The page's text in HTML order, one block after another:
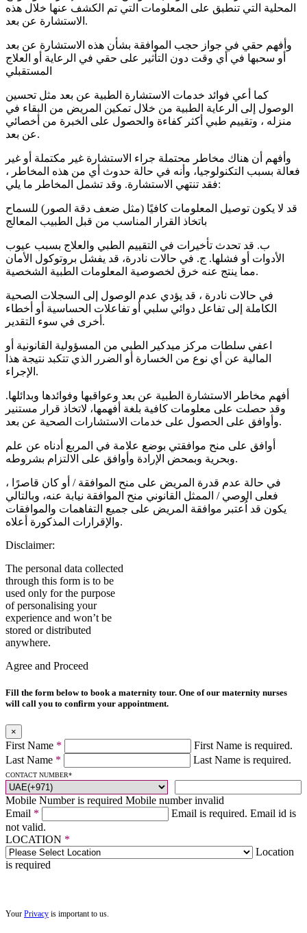
المحلية التي تنطبق على المعلومات التي تم الكشف عنها خلال هذه
الاستشارة عن بعد.
وأفهم حقي في جواز حجب الموافقة بشأن هذه الاستشارة عن بعد
أو سحبها في أي وقت دون التأثير على حقي في الرعاية أو العلاج
المستقبلي
كما أعي فوائد خدمات الاستشارة الطبية عن بعد مثل تحسين
الوصول إلى الرعاية الطبية من خلال تمكين المريض من البقاء في
منزله ، وتقييم طبي أكثر كفاءة والحصول على الخبرة من أخصائي
عن بعد.
وأفهم أن هناك مخاطر محتملة جراء الاستشارة غير مكتملة أو غير
فعالة بسبب التكنولوجيا، وأنه في حالة حدوث أي من هذه المخاطر ،
فقد تنتهي الاستشارة. وقد تشمل المخاطر ما يلي:
قد لا يكون توصيل المعلومات كافيًا (مثل ضعف دقة الصور) للسماح
باتخاذ القرار المناسب من قبل الطبيب المعالج
ب. قد تحدث تأخيرات في التقييم الطبي والعلاج بسبب عيوب
الأدوات أو فشلها. ج. في حالات نادرة، قد يفشل بروتوكول الأمان
مما ينتج عنه خرق لخصوصية المعلومات الطبية الشخصية.
في حالات نادرة ، قد يؤدي عدم الوصول إلى السجلات الصحية
الكاملة إلى تفاعل دوائي سلبي أو تفاعلات الحساسية أو أخطاء
أخرى في سوء التقدير.
اعفي سلطات مركز ميدكير الطبي من المسؤولية القانونية أو
المالية عن أي نوع من الخسارة أو الضرر الذي تتكبد نتيجة هذا
الإجراء.
أفهم مخاطر الاستشارة الطبية عن بعد وعواقبها وفوائدها وبدائلها.
وقد حصلت على معلومات كافية بلغة أفهمها، لاتخاذ قرار مستنير
وأوافق على الحصول على خدمات الاستشارات الصحية عن بعد.
أوافق على منح موافقتي بوضع علامة في المربع أدناه عن علم
وبحرية وبمحض الإرادة وأوافق على الالتزام بشروطه.
في حالة عدم قدرة المريض على منح الموافقة / أو كان قاصرًا ،
فعلى الوصي / الممثل القانوني منح الموافقة نيابة عنه، وبالتالي
يكون قد اُعتبر موافقة المريض على جميع التفاهمات والموافقات
والإقرارات المذكورة أعلاه.
Disclaimer:
The personal data collected
through this form is to be
used only for the purpose
of personalising your
experience and won’t be
stored or distributed
anywhere.
Agree and Proceed
Fill the form below to book a maternity tour. One of our maternity nurses
will call you to confirm your appointment.
×
First Name *
First Name is required.
Last Name * Last Name is required.
CONTACT NUMBER*
Mobile Number is required Mobile number invalid
Email * Email is required. Email id is
not valid.
LOCATION *
Location
is required
Your Privacy is important to us.